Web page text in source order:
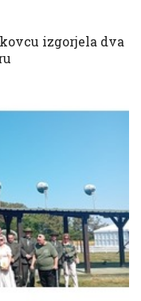
izgorjela dva